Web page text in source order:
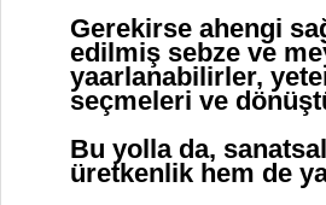
Gerekirse ahengi
edilmiş sebze ve
yaarlanabilirler,
seçmeleri ve
Bu yolla da,
üretkenlik hem de